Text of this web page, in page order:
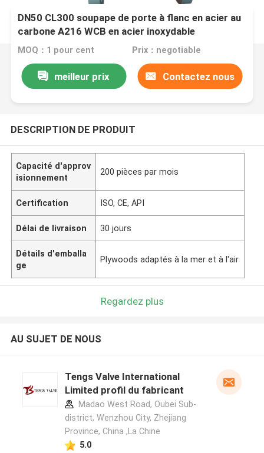
DN50 CL300 soupape de porte à flanc en acier au
carbone A216 WCB en acier inoxydable
MOQ：1 pour cent Prix：negotiable
meilleur prix Contactez nous
DESCRIPTION DE PRODUIT
Capacité d'approv
isionnement
200 pièces par mois
Certification ISO, CE, API
Délai de livraison 30 jours
Détails d'emballa
ge
Plywoods adaptés à la mer et à l'air
Regardez plus
AU SUJET DE NOUS
Tengs Valve International
Limited profil du fabricant
Madao West Road, Oubei Sub-
district, Wenzhou City, Zhejiang
Province, China ,La Chine
5.0